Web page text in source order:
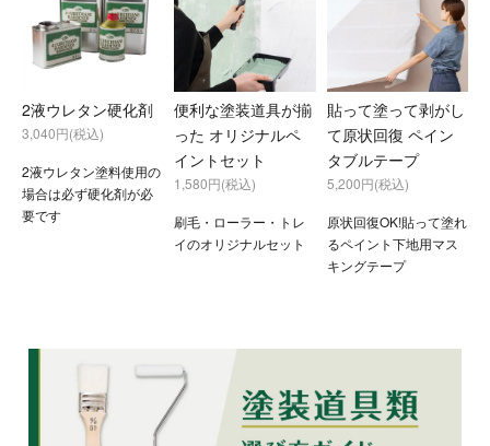
2液ウレタン硬化剤
3,040円(税込)
2液ウレタン塗料使用の
場合は必ず硬化剤が必
要です
便利な塗装道具が揃
った オリジナルペ
イントセット
1,580円(税込)
刷毛・ローラー・トレ
イのオリジナルセット
貼って塗って剥がし
て原状回復 ペイン
タブルテープ
5,200円(税込)
原状回復OK!貼って塗れ
るペイント下地用マス
キングテープ